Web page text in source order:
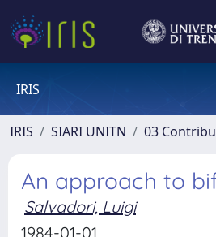
IRIS
IRIS SIARI UNITN 03
An approach to
Salvadori, Luigi
1984-01-01